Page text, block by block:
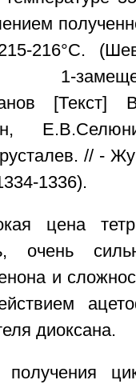
216°C.
1-
// -
1336).
цена
очень
и
диоксана.
получения